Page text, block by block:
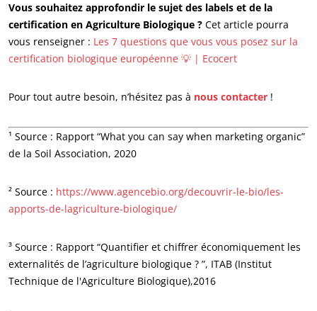
Vous souhaitez approfondir le sujet des labels et de la
certification en Agriculture Biologique ? Cet article pourra
vous renseigner : Les 7 questions que vous vous posez sur la
certification biologique européenne 💡 | Ecocert
Pour tout autre besoin, n’hésitez pas à nous contacter !
¹ Source : Rapport “What you can say when marketing organic”
de la Soil Association, 2020
² Source : https://www.agencebio.org/decouvrir-le-bio/les-
apports-de-lagriculture-biologique/
³ Source : Rapport “Quantifier et chiffrer économiquement les
externalités de l’agriculture biologique ? ”, ITAB (Institut
Technique de l'Agriculture Biologique),2016